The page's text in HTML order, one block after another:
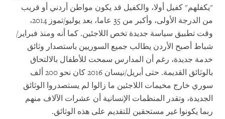
"يكفلهم" كفيل أولا، والكفيل قد يكون مواطن أردني أو قريب
من الدرجة الأولى، وأكبر من 35 عاما، بعد يوليو/تموز 2014،
وقت تطبيق سياسة جديدة تخص اللاجئين. كما أنه ومنذ فبراير/
شباط أصبح الأردن يطالب جميع السوريين باستصدار وثائق
خدمة جديدة، رغم أن المدارس سمحت للأطفال بالالتحاق
بالوثائق القديمة. حتى أبريل/نيسان 2016 كان نحو 200 ألف
سوري خارج مخيمات اللاجئين ما زالوا لم يستصدروا الوثائق
الجديدة، وتقدر المنظمات الإنسانية أن عشرات الآلاف منهم
ربما يكونوا غير مستحقين للتقديم على هذه الوثائق.